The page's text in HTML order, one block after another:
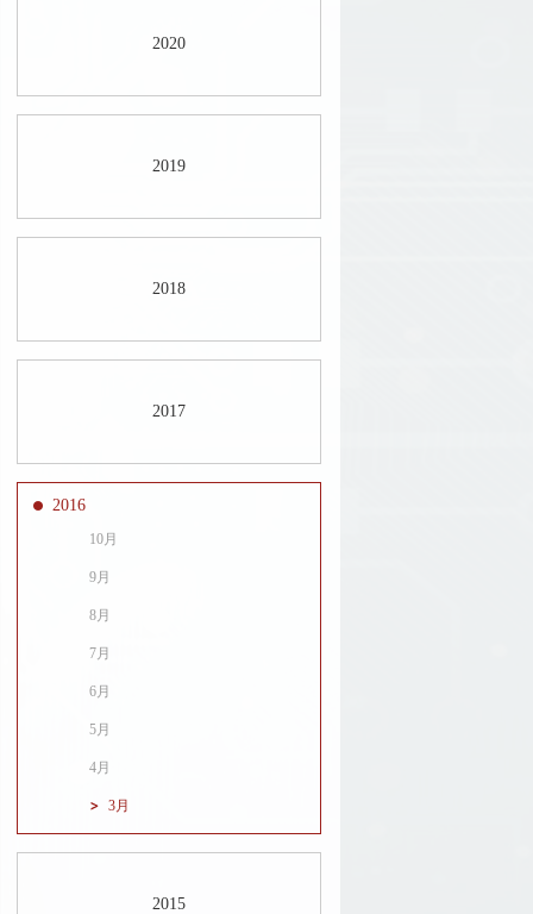
2020
2019
2018
2017
2016
10月
9月
8月
7月
6月
5月
4月
3月
2015